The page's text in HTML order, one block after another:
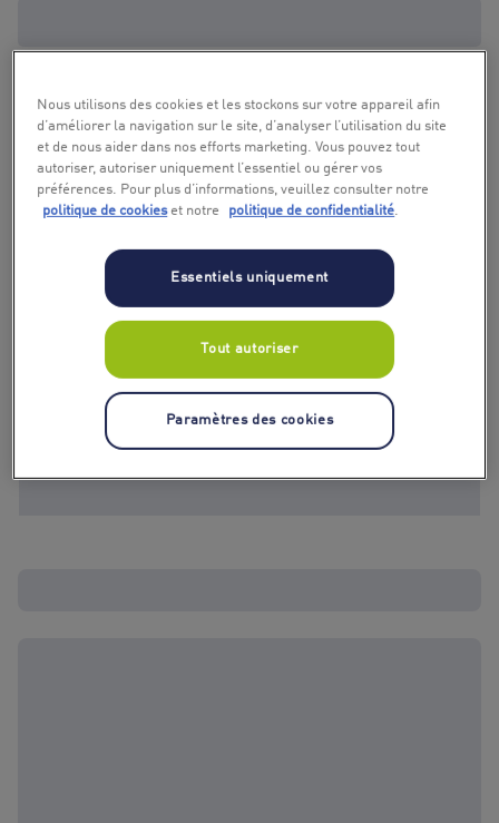
Nous utilisons des cookies et les stockons sur votre appareil afin
d’améliorer la navigation sur le site, d’analyser l’utilisation du site
et de nous aider dans nos efforts marketing. Vous pouvez tout
autoriser, autoriser uniquement l’essentiel ou gérer vos
préférences. Pour plus d’informations, veuillez consulter notre
politique de cookieset notre politique de confidentialité
Essentiels uniquement
Tout autoriser
Paramètres des cookies